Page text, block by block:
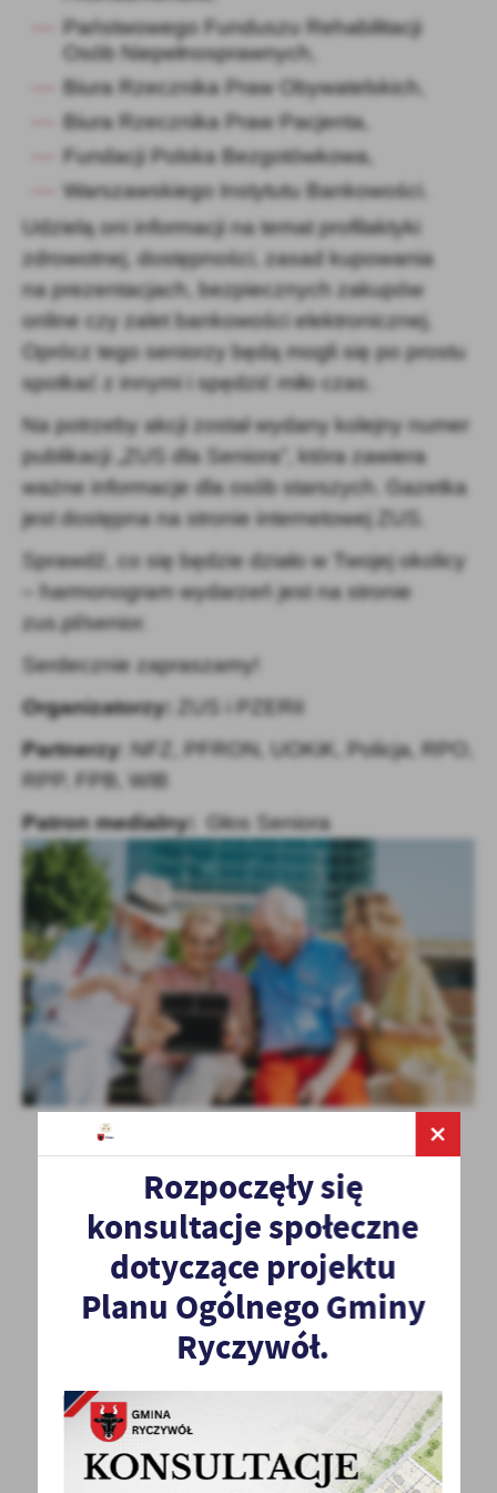
Państwowego Funduszu Rehabilitacji
Osób Niepełnosprawnych,
Biura Rzecznika Praw Obywatelskich,
Biura Rzecznika Praw Pacjenta,
Fundacji Polska Bezgotówkowa,
Warszawskiego Instytutu Bankowości.
Udzielą oni informacji na temat profilaktyki
zdrowotnej, dostępności, zasad kupowania
na prezentacjach, bezpiecznych zakupów
online czy zalet bankowości elektronicznej.
Oprócz tego seniorzy będą mogli się po prostu
spotkać z innymi i spędzić miło czas.
Na potrzeby akcji został wydany kolejny numer
publikacji „ZUS dla Seniora”, która zawiera
ważne informacje dla osób starszych. Gazetka
jest dostępna na stronie internetowej ZUS.
Sprawdź, co się będzie działo w Twojej okolicy
– harmonogram wydarzeń jest na stronie
zus.pl/senior.
Serdecznie zapraszamy!
Organizatorzy:
ZUS i PZERiI
Partnerzy : NFZ, PFRON, UOKiK, Policja, RPO,
RPP, FPB, WIB
Patron medialny:
Głos Seniora
Rozpoczęły się
konsultacje społeczne
dotyczące projektu
Planu Ogólnego Gminy
Ryczywół.